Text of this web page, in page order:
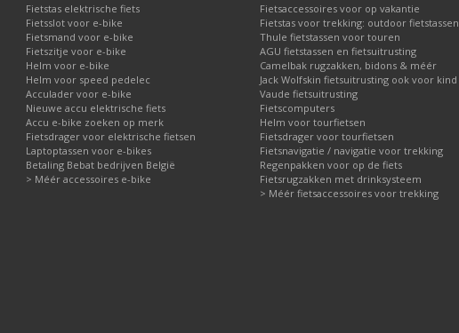
Fietstas elektrische fiets
Fietsslot voor e-bike
Fietsmand voor e-bike
Fietszitje voor e-bike
Helm voor e-bike
Helm voor speed pedelec
Acculader voor e-bike
Nieuwe accu elektrische fiets
Accu e-bike zoeken op merk
Fietsdrager voor elektrische fietsen
Laptoptassen voor e-bikes
Betaling Bebat bedrijven België
> Méér accessoires e-bike
Fietsaccessoires voor op vakantie
Fietstas voor trekking: outdoor fietstassen
Thule fietstassen voor touren
AGU fietstassen en fietsuitrusting
Camelbak rugzakken, bidons & méér
Jack Wolfskin fietsuitrusting ook voor kind
Vaude fietsuitrusting
Fietscomputers
Helm voor tourfietsen
Fietsdrager voor tourfietsen
Fietsnavigatie / navigatie voor trekking
Regenpakken voor op de fiets
Fietsrugzakken met drinksysteem
> Méér fietsaccessoires voor trekking